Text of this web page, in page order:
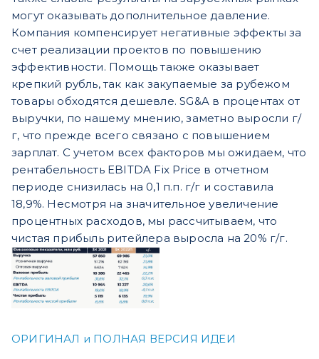
могут оказывать дополнительное давление.
Компания компенсирует негативные эффекты за
счет реализации проектов по повышению
эффективности. Помощь также оказывает
крепкий рубль, так как закупаемые за рубежом
товары обходятся дешевле. SG&A в процентах от
выручки, по нашему мнению, заметно выросли г/
г, что прежде всего связано с повышением
зарплат. С учетом всех факторов мы ожидаем, что
рентабельность EBITDA Fix Price в отчетном
периоде снизилась на 0,1 п.п. г/г и составила
18,9%. Несмотря на значительное увеличение
процентных расходов, мы рассчитываем, что
чистая прибыль ритейлера выросла на 20% г/г.
ОРИГИНАЛ и ПОЛНАЯ ВЕРСИЯ ИДЕИ